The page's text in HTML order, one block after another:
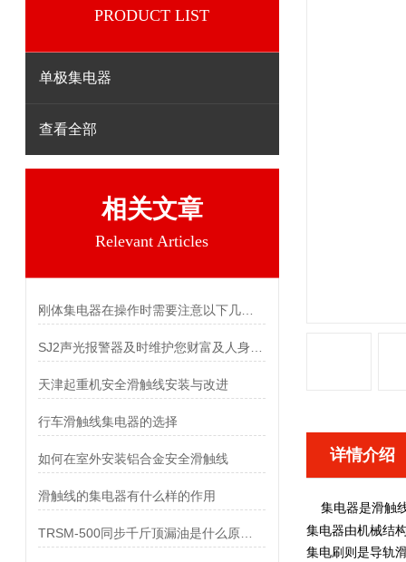
PRODUCT LIST
单极集电器
查看全部
相关文章
Relevant Articles
天津起重机安全滑触线安装与改进
行车滑触线集电器的选择
如何在室外安装铝合金安全滑触线
滑触线的集电器有什么样的作用
详情介绍
集电器是滑触
集电器由机械结
集电刷则是导轨